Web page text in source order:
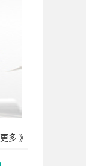
更多 》